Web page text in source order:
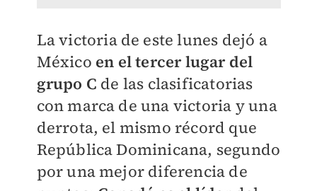
La victoria de este lunes dejó a
México en el tercer lugar del
grupo C de las clasificatorias
con marca de una victoria y una
derrota, el mismo récord que
República Dominicana, segundo
por una mejor diferencia de